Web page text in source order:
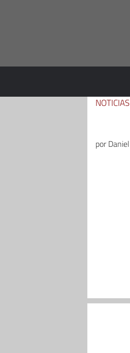
NOTICIAS
porDaniel